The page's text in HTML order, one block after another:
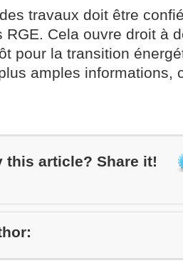
travaux doit être
RGE. Cela ouvre droit à
pour la transition
amples informations,
this article? Share it!